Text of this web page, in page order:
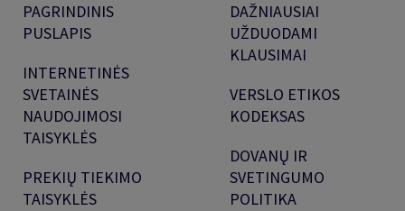
PAGRINDINIS
PUSLAPIS
INTERNETINĖS
SVETAINĖS
NAUDOJIMOSI
TAISYKLĖS
PREKIŲ TIEKIMO
TAISYKLĖS
DAŽNIAUSIAI
UŽDUODAMI
KLAUSIMAI
VERSLO ETIKOS
KODEKSAS
DOVANŲ IR
SVETINGUMO
POLITIKA